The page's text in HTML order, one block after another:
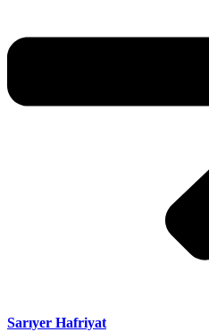
Sarıyer Hafriyat